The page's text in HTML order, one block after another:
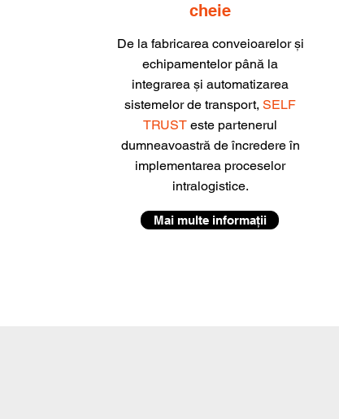
cheie
De la fabricarea conveioarelor și
echipamentelor până la
integrarea și automatizarea
sistemelor de transport,SELF
TRUST este partenerul
dumneavoastră de încredere în
implementarea proceselor
intralogistice.
Mai multe informații